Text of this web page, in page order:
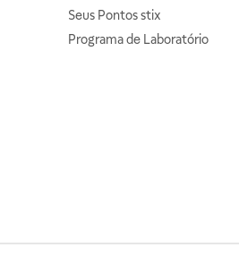
Seus Pontos stix
Programa de Laboratório